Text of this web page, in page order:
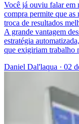
Você já ouviu falar em
compra permite que as
troca de resultados
A grande vantagem
estratégia
que exigiriam trabalho
Daniel Dal'laqua · 02